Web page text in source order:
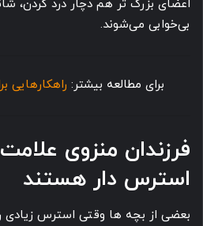
اعضای بزرگ تر هم دچار درد گردن،
بی خوابی می شوند.
برای مطالعه بیشتر: راهکارهایی
فرزندان منزوی
استرس دار هستند
بعضی از بچه ها وقتی استرس زیادی